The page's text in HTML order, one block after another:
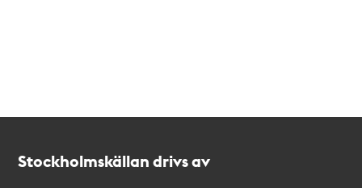
Stockholmskällan drivs av